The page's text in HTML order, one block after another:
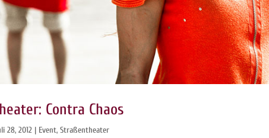
Contra Chaos
28, 2012 | Event,Straßentheater